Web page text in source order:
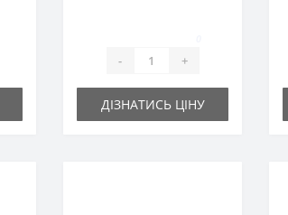
- +
ДІЗНАТИСЬ ЦІНУ